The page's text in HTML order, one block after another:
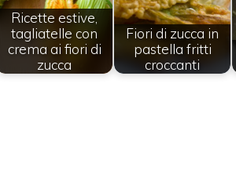
Ricette estive,
tagliatelle con
crema ai fiori di
zucca
Fiori di zucca in
pastella fritti
croccanti